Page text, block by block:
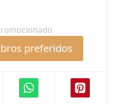
preferidos